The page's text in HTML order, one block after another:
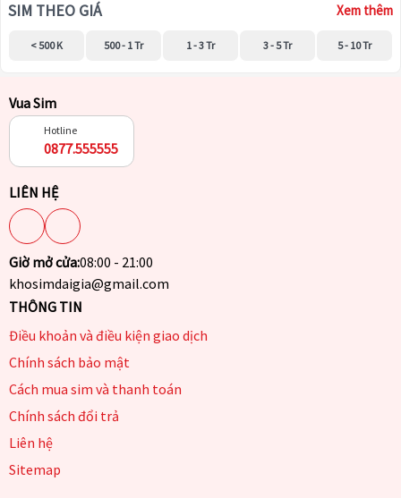
SIM THEO GIÁ Xem thêm
< 500 K 500 - 1 Tr 1 - 3 Tr 3 - 5 Tr 5 - 10 Tr
Vua Sim
Hotline
0877.555555
LIÊN HỆ
Giờ mở cửa:08:00 - 21:00
khosimdaigia@gmail.com
THÔNG TIN
Điều khoản và điều kiện giao dịch
Chính sách bảo mật
Cách mua sim và thanh toán
Chính sách đổi trả
Liên hệ
Sitemap